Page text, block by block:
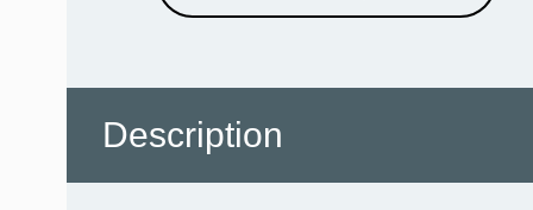
Description